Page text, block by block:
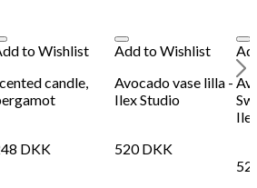
to Wishlist
candle,
DKK
Add to Wishlist
Avocado vase lilla -
Ilex Studio
520DKK